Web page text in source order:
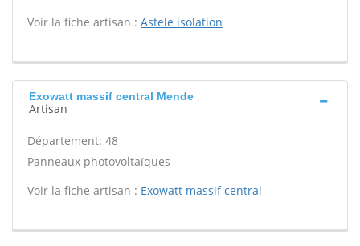
Voir la fiche artisan : Astele isolation
Exowatt massif central Mende
Artisan
Département: 48
Panneaux photovoltaïques -
Voir la fiche artisan : Exowatt massif central